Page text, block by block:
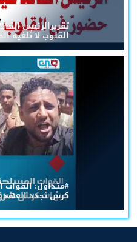
تقريرالرئيس
القلوب لا تُلغيه
#متداول: القوات
كرش تجدد العهد